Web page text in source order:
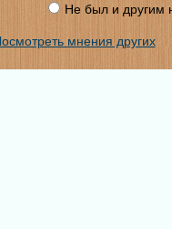
Не был и другим
мнения других